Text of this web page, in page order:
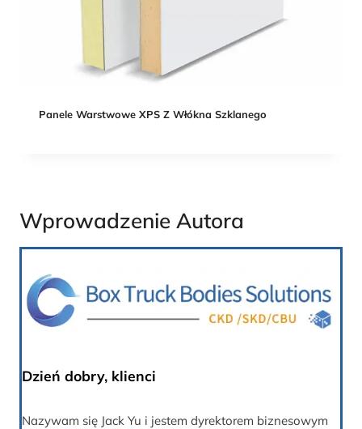
Panele Warstwowe XPS Z Włókna Szklanego
Wprowadzenie Autora
Dzień dobry, klienci
Nazywam się Jack Yu i jestem dyrektorem biznesowym